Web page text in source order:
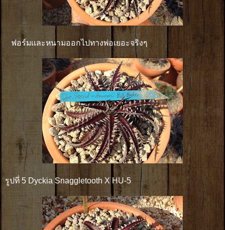
ฟอร์มเเละหนามออกไปทางพ่อเยอะจริงๆ
รูปที่ 5 Dyckia Snaggletooth X HU-5